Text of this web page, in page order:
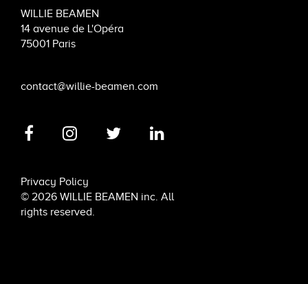
WILLIE BEAMEN
14 avenue de L'Opéra
75001 Paris
contact@willie-beamen.com
Privacy Policy
© 2026 WILLIE BEAMEN inc. All
rights reserved.